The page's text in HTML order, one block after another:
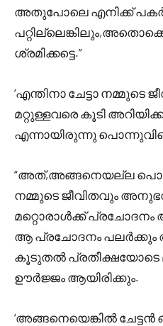
അതുപോലെ എനിക്ക്
ശ്രമിക്കട്ടെ.”
‘എന്തിനാ ചേട്ടാ നമ്മുടെ
മറ്റുള്ളവരെ കൂടി
എന്നായിരുന്നു
“അത്,അങ്ങനെയല്ല
നമ്മുടെ ജീവിതവും
മറ്റൊരാൾക്ക് പ്രചോദനം
ആ പ്രചോദനം പലർക്കും
കൂടുതൽ പ്രതീക്ഷയോടെ
ഊർജ്ജം ആയിരിക്കും.
‘അങ്ങനെയെങ്കിൽ ചേട്ടൻ